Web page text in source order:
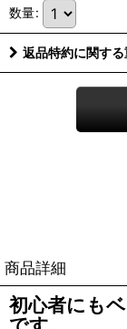
数量:
返品特約に関す
商品詳細
初心者にも